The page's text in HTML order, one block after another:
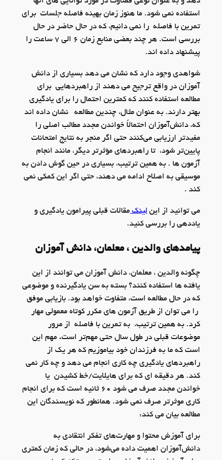
استفاده نمی شود. ما هنوز زمان بهینه فاصله جلسات برای
تمرین با فاصله را نمی دانیم، که در حال حاضر در حال
بررسی است. هر چند بعضی منابع زمان 6 الی 7 ساعت را
پیشنهاد داده اند.
شواهدی وجود دارد که نشان می دهد بسیاری از دانش
آموزان در واقع ترجیح می دهند از راهبردهایی برای
مطالعه استفاده کنند که کمترین احتمال را برای یادگیری
بهتر دارند. به عنوان مثال، چندین مطالعه نشان داده اند
که، دانش‌آموزان احتمالاً خواندن مجدد مطالب اصلی را
مفیدتر ارزیابی می‌کنند حتی اگر منجر به نتایج امتحانات
پایین‌تر شود، تا راهبردهای مؤثرتر دیگر، مانند انجام
آزمون ها . به همین ترتیب، بسیاری در حین گوش دادن به
موسیقی به اصلاح ادامه می دهند، حتی اگر این کمکی نمی
کند .
می توانید از اینلینکمقالات قبلی پیرامون یادگیری و
یاددهی را بررسی کنید.
پیامدهای والدین ، معلمان، دانش آموزان
چگونه والدین ، معلمان، دانش آموزان می توانند از این
یافته ها استفاده کنند؟ بسته به سن یادگیرنده و موضوعی
که در حال مطالعه است، متفاوت خواهد بود. بازیابی موفق
را می توان از طریق آزمون های مکرر کوتاه معمولی مهار
کرد. به همین ترتیب، به تمرین با فاصله از مرور
موضوعات قبلی در طول سال حتی مهم‌تر است. مهم این
است که ما به فرزندان خود بیاموزیم که هر یک از
راهبردهای یادگیری چه کاری انجام می دهد و چه کار نمی
کند. هر دقیقه ای که برای هایلایت/خط کشیدن یا
خواندن مجدد صرف می شود 60 ثانیه است که برای انجام
کاری موثرتر صرف نمی شود. همانطور که نویسندگان این
مطالعه بیان می کند:
برای آموزش محتوا و مهارت‌های تفکر انتقادی به
دانش‌آموزان اهمیت داده می‌شود، در حالی که زمان کمتری